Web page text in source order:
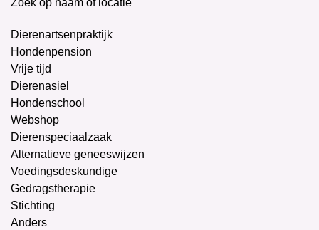
Zoek op naam of locatie
Dierenartsenpraktijk
Hondenpension
Vrije tijd
Dierenasiel
Hondenschool
Webshop
Dierenspeciaalzaak
Alternatieve geneeswijzen
Voedingsdeskundige
Gedragstherapie
Stichting
Anders